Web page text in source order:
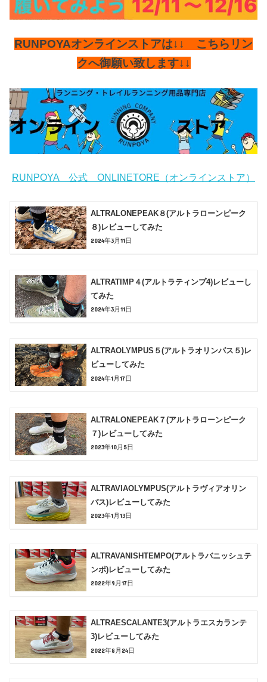
RUNPOYAオンラインストアは↓↓ こちらリン
クへ御願い致します↓↓
RUNPOYA 公式 ONLINETORE（オンラインストア）
ALTRALONEPEAK８(アルトラローンピーク
８)レビューしてみた
2024年3月11日
ALTRATIMP４(アルトラティンプ4)レビューし
てみた
2024年3月11日
ALTRAOLYMPUS５(アルトラオリンパス５)レ
ビューしてみた
2024年1月17日
ALTRALONEPEAK７(アルトラローンピーク
７)レビューしてみた
2023年10月5日
ALTRAVIAOLYMPUS(アルトラヴィアオリン
パス)レビューしてみた
2023年1月13日
ALTRAVANISHTEMPO(アルトラバニッシュテ
ンポ)レビューしてみた
2022年9月17日
ALTRAESCALANTE3(アルトラエスカランテ
3)レビューしてみた
2022年8月24日